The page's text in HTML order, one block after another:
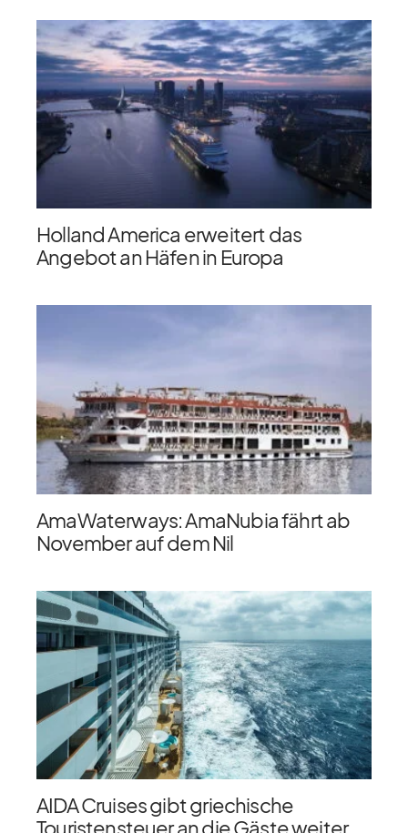
Holland America erweitert das
Angebot an Häfen in Europa
AmaWaterways: AmaNubia fährt ab
November auf dem Nil
AIDA Cruises gibt griechische
Touristensteuer an die Gäste weiter